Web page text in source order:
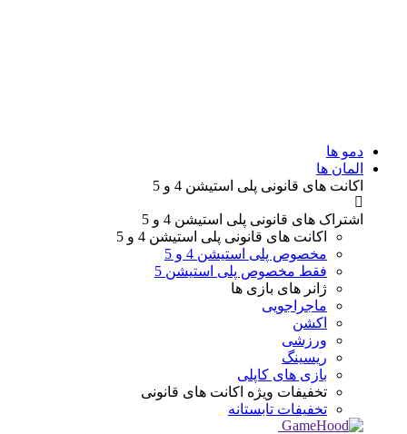
دمو ها
المان ها
اکانت های قانونی پلی استیشن 4 و 5
اشتراک های قانونی پلی استیشن 4 و 5
اکانت های قانونی پلی استیشن 4 و 5
مخصوص پلی استیشن 4 و 5
فقط مخصوص پلی استیشن 5
ژانر های بازی ها
ماجراجویی
اکشن
ورزشی
ریسینگ
بازی های کاپلی
تخفیفات ویژه اکانت های قانونی
تخفیفات تابستانه